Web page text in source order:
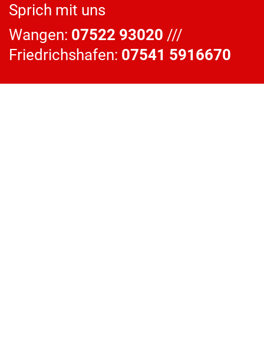
Sprich mit uns
Wangen: 07522 93020 ///
Friedrichshafen: 07541 5916670